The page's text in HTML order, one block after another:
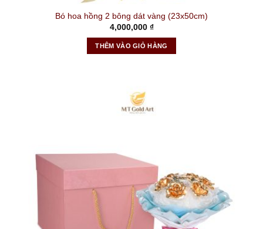
Bó hoa hồng 2 bông dát vàng (23x50cm)
4,000,000 ₫
THÊM VÀO GIỎ HÀNG